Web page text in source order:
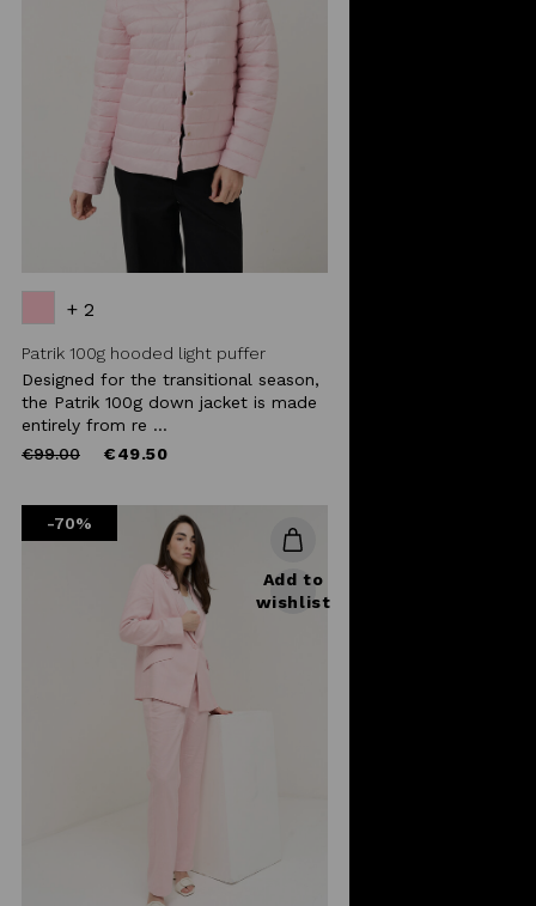
+ 2
Patrik 100g hooded light puffer
Designed for the transitional season,
the Patrik 100g down jacket is made
entirely from re ...
Price
€99.00to €49.50
-70%
Add to
wishlist